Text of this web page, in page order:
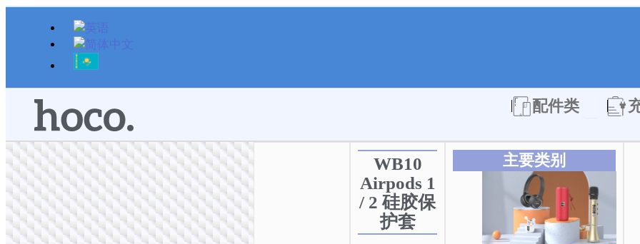
跳
配件类 Open 配件
WB10
Airpods 1
/ 2 硅胶保
护套
主要类别